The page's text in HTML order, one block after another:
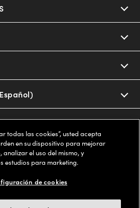
Klarna*, Affirm or Cash App Afterpay.
Learn More
todas las cookies”, usted acepta
en su dispositivo para mejorar
analizar el uso del mismo, y
estudios para marketing.
de cookies